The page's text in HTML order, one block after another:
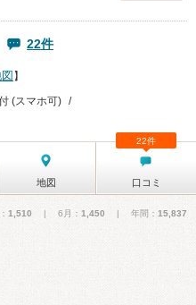
22件
】
(スマホ可)
地図 口コミ
22件
1,510 | 6月： 1,450 | 年間： 15,837